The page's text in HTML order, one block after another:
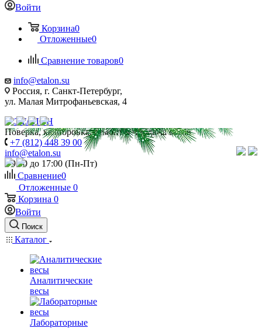
Войти
Корзина0
Отложенные0
Сравнение товаров0
info@etalon.su
Россия, г. Санкт-Петербург,
ул. Малая Митрофаньевская, 4
Поверка, калибровка, ремонт и продажа весов
+7 (812) 448 39 00
info@etalon.su
c 9:00 до 17:00 (Пн-Пт)
Сравнение0
Отложенные 0
Корзина 0
Войти
Поиск
Каталог
Аналитические
весы
Лабораторные